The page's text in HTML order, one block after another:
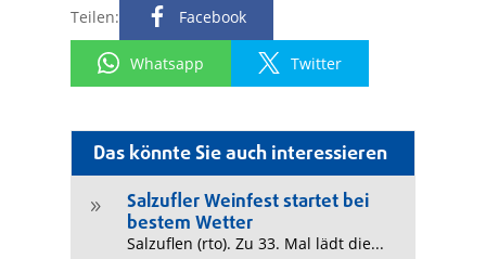
Das könnte Sie auch interessieren
9
Salzufler Weinfest startet bei
bestem Wetter
Salzuflen (rto). Zu 33. Mal lädt die...
Teilen: Facebook
Whatsapp Twitter